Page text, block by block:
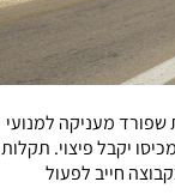
האחריות שפורד מעניקה למנועי
יקבל פיצוי. תקלות
חייב לפעול